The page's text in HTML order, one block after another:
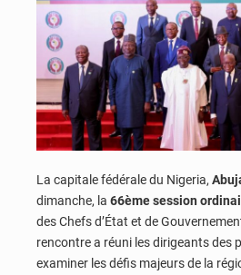
La capitale fédérale du Nigeria,
dimanche, la 66ème session
des Chefs d’État et de
rencontre a réuni les dirigeants des
examiner les défis majeurs de la